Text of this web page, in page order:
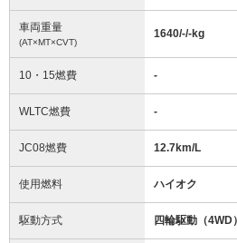
車両重量
(AT×MT×CVT)
1640/-/-kg
10・15燃費 -
WLTC燃費 -
JC08燃費 12.7km/L
使用燃料 ハイオク
駆動方式 四輪駆動（4WD）